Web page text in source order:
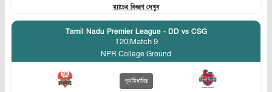
ম্যাচের বিবরণ দেখুন
Tamil Nadu Premier League - DD vs CSG
T20|Match 9
NPR College Ground
পূর্ব নির্ধারিত